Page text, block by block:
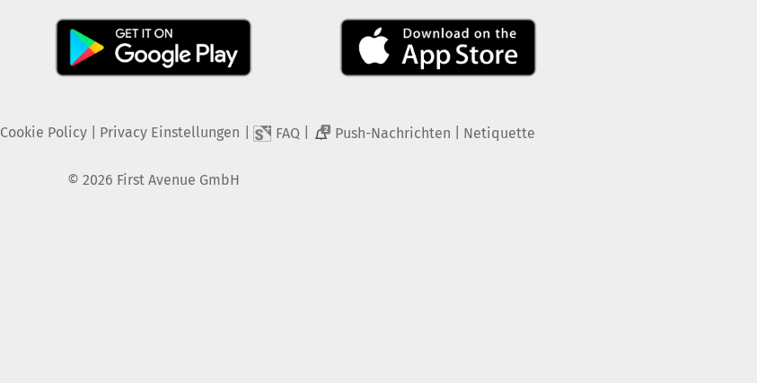
Cookie Policy| Privacy Einstellungen FAQ 2 Push-Nachrichten Netiquette
© 2026 First Avenue GmbH